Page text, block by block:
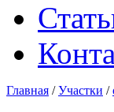
Главная /Участки /